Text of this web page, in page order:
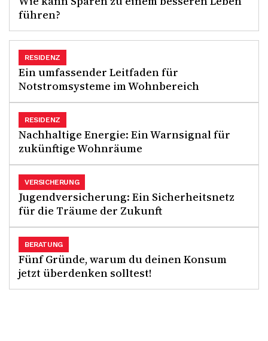
führen?
Ein umfassender Leitfaden für
Notstromsysteme im Wohnbereich
RESIDENZ
Nachhaltige Energie: Ein Warnsignal für
zukünftige Wohnräume
RESIDENZ
Jugendversicherung: Ein Sicherheitsnetz
für die Träume der Zukunft
VERSICHERUNG
Fünf Gründe, warum du deinen Konsum
jetzt überdenken solltest!
BERATUNG